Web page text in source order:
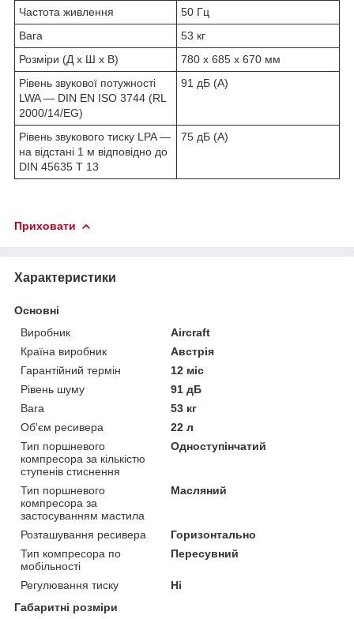
Частота живлення
50 Гц
Вага
53 кг
Розміри (Д х Ш х В)
780 x 685 x 670 мм
Рівень звукової потужності
LWA — DIN EN ISO 3744 (RL
2000/14/EG)
91 дБ (А)
Рівень звукового тиску LPA —
на відстані 1 м відповідно до
DIN 45635 T 13
75 дБ (А)
Приховати
Характеристики
Основні
Виробник
Aircraft
Країна виробник
Австрія
Гарантійний термін
12 міс
Рівень шуму
91 дБ
Вага
53 кг
Об'єм ресивера
22 л
Тип поршневого
компресора за кількістю
ступенів стиснення
Одноступінчатий
Тип поршневого
компресора за
застосуванням мастила
Масляний
Розташування ресивера
Горизонтально
Тип компресора по
мобільності
Пересувний
Регулювання тиску
Ні
Габаритні розміри